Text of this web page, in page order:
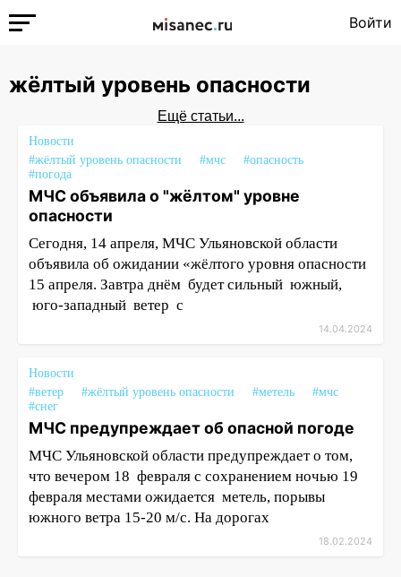
Войти
жёлтый уровень опасности
Ещё статьи...
Новости
#жёлтый уровень опасности
#мчс
#опасность
#погода
МЧС объявила о "жёлтом" уровне
опасности
Сегодня, 14 апреля, МЧС Ульяновской области
объявила об ожидании «жёлтого уровня опасности
15 апреля. Завтра днём будет сильный южный,
юго-западный ветер с
14.04.2024
Новости
#ветер
#жёлтый уровень опасности #метель
#мчс
#снег
МЧС предупреждает об опасной погоде
МЧС Ульяновской области предупреждает о том,
что вечером 18 февраля с сохранением ночью 19
февраля местами ожидается метель, порывы
южного ветра 15-20 м/с. На дорогах
18.02.2024